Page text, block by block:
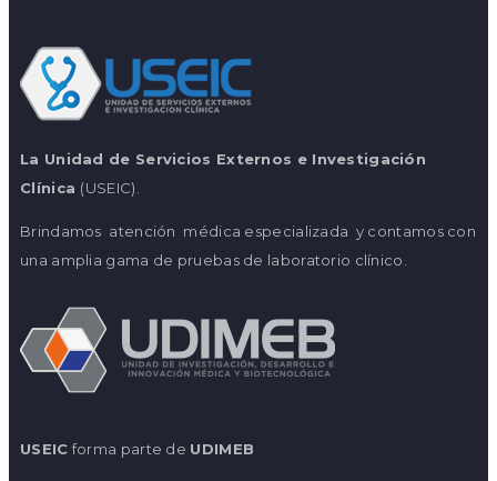
La Unidad de Servicios Externos e Investigación
Clínica (USEIC).
Brindamos atención médica especializada y contamos con
una amplia gama de pruebas de laboratorio clínico.
USEIC forma parte de UDIMEB